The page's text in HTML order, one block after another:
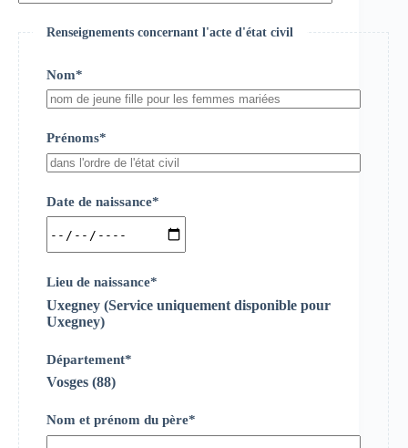
Renseignements concernant l'acte d'état civil
Nom*
Prénoms*
Date de naissance*
Lieu de naissance*
Uxegney (Service uniquement disponible pour
Uxegney)
Département*
Vosges (88)
Nom et prénom du père*